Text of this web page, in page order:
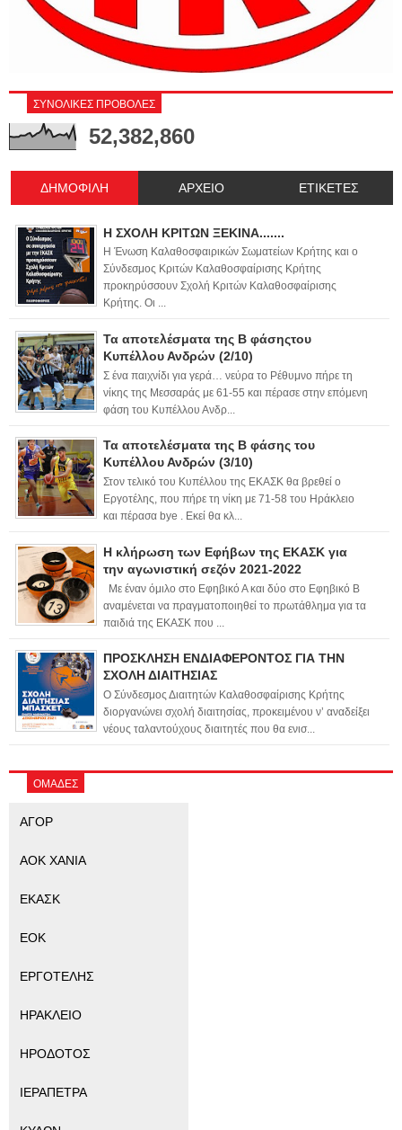
ΣΥΝΟΛΙΚΕΣ ΠΡΟΒΟΛΕΣ
52,382,860
ΔΗΜΟΦΙΛΗ ΑΡΧΕΙΟ ΕΤΙΚΕΤΕΣ
Η ΣΧΟΛΗ ΚΡΙΤΩΝ ΞΕΚΙΝΑ.......
Η Ένωση Καλαθοσφαιρικών Σωματείων Κρήτης και ο
Σύνδεσμος Κριτών Καλαθοσφαίρισης Κρήτης
προκηρύσσουν Σχολή Κριτών Καλαθοσφαίρισης
Κρήτης. Οι ...
Τα αποτελέσματα της Β φάσηςτου
Κυπέλλου Ανδρών (2/10)
Σ ένα παιχνίδι για γερά… νεύρα το Ρέθυμνο πήρε τη
νίκης της Μεσσαράς με 61-55 και πέρασε στην επόμενη
φάση του Κυπέλλου Ανδρ...
Τα αποτελέσματα της Β φάσης του
Κυπέλλου Ανδρών (3/10)
Στον τελικό του Κυπέλλου της ΕΚΑΣΚ θα βρεθεί ο
Εργοτέλης, που πήρε τη νίκη με 71-58 του Ηράκλειο
και πέρασα bye . Εκεί θα κλ...
Η κλήρωση των Εφήβων της ΕΚΑΣΚ για
την αγωνιστική σεζόν 2021-2022
Με έναν όμιλο στο Εφηβικό Α και δύο στο Εφηβικό Β
αναμένεται να πραγματοποιηθεί το πρωτάθλημα για τα
παιδιά της ΕΚΑΣΚ που ...
ΠΡΟΣΚΛΗΣΗ ΕΝΔΙΑΦΕΡΟΝΤΟΣ ΓΙΑ ΤΗΝ
ΣΧΟΛΗ ΔΙΑΙΤΗΣΙΑΣ
Ο Σύνδεσμος Διαιτητών Καλαθοσφαίρισης Κρήτης
διοργανώνει σχολή διαιτησίας, προκειμένου ν’ αναδείξει
νέους ταλαντούχους διαιτητές που θα ενισ...
ΟΜΑΔΕΣ
ΑΓΟΡ
ΑΟΚ ΧΑΝΙΑ
ΕΚΑΣΚ
ΕΟΚ
ΕΡΓΟΤΕΛΗΣ
ΗΡΑΚΛΕΙΟ
ΗΡΟΔΟΤΟΣ
ΙΕΡΑΠΕΤΡΑ